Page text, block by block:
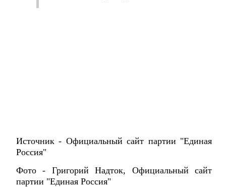
Источник - Официальный сайт партии "Единая
Россия"
Фото - Григорий Надток, Официальный сайт
партии "Единая Россия"